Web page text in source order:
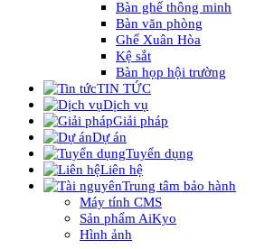
Bàn ghế thông minh
Bàn văn phòng
Ghế Xuân Hòa
Kệ sắt
Bàn họp hội trường
TIN TỨC
Dịch vụ
Giải pháp
Dự án
Tuyển dụng
Liên hệ
Trung tâm bảo hành
Máy tính CMS
Sản phẩm AiKyo
Hình ảnh